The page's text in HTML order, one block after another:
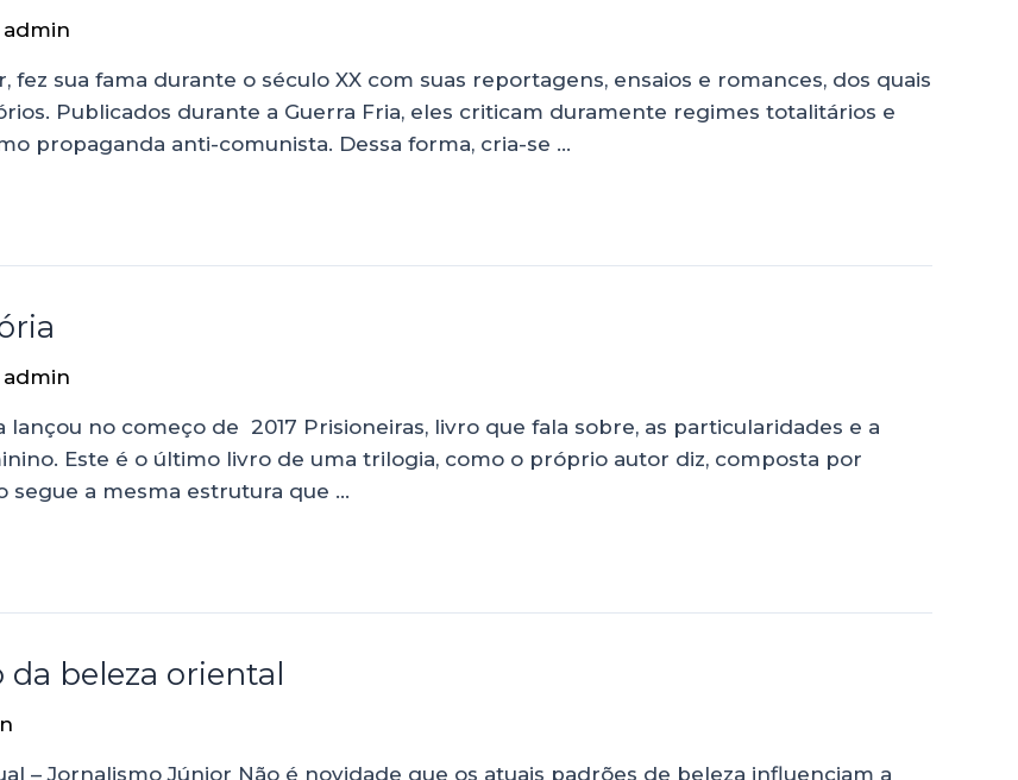
admin
sua fama durante o século XX com suas reportagens, ensaios e romances, dos quais
Publicados durante a Guerra Fria, eles criticam duramente regimes totalitários e
propaganda anti-comunista. Dessa forma, cria-se …
admin
lançou no começo de 2017 Prisioneiras, livro que fala sobre, as particularidades e a
Este é o último livro de uma trilogia, como o próprio autor diz, composta por
segue a mesma estrutura que …
beleza oriental
– Jornalismo Júnior Não é novidade que os atuais padrões de beleza influenciam a